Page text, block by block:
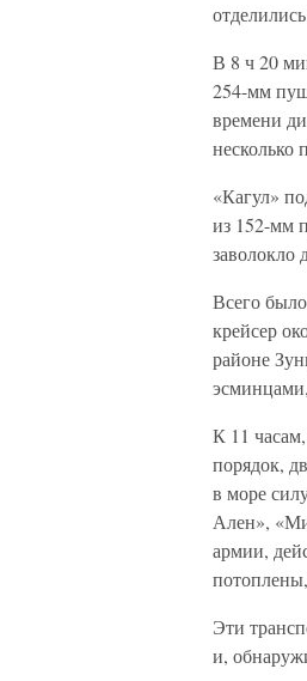
В 8 ч 20
254-мм
времени
несколько
«Кагул»
из 152-мм
заволокло
Всего
крейсер
районе
К 11
порядок,
в море
Ален»,
армии,
Эти
и,